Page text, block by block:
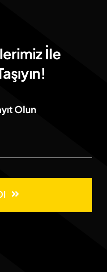
İle
Olun